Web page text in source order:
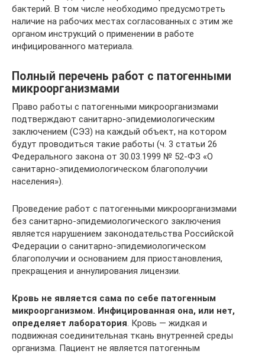
бактерий. В том числе необходимо предусмотреть
наличие на рабочих местах согласованных с этим же
органом инструкций о применении в работе
инфицированного материала.
Полный перечень работ с патогенными
микроорганизмами
Право работы с патогенными микроорганизмами
подтверждают санитарно-эпидемиологическим
заключением (СЭЗ) на каждый объект, на котором
будут проводиться такие работы (ч. 3 статьи 26
Федерального закона от 30.03.1999 № 52-ФЗ «О
санитарно-эпидемиологическом благополучии
населения»).
Проведение работ с патогенными микроорганизмами
без санитарно-эпидемиологического заключения
является нарушением законодательства Российской
Федерации о санитарно-эпидемиологическом
благополучии и основанием для приостановления,
прекращения и аннулирования лицензии.
Кровь не является сама по себе патогенным
микроорганизмом. Инфицированная она, или нет,
определяет лаборатория. Кровь — жидкая и
подвижная соединительная ткань внутренней среды
организма. Пациент не является патогенным